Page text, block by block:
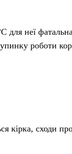
для неї
роботи
кірка, сходи